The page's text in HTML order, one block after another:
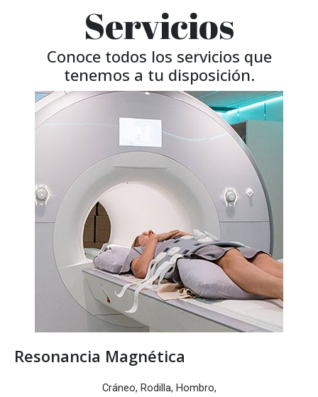
Servicios
Conoce todos los servicios que
tenemos a tu disposición.
Resonancia Magnética
Cráneo, Rodilla, Hombro,